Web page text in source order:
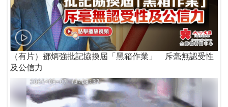
（有片）鄧炳強批記協換屆「黑箱作業」 斥毫無認受性
及公信力